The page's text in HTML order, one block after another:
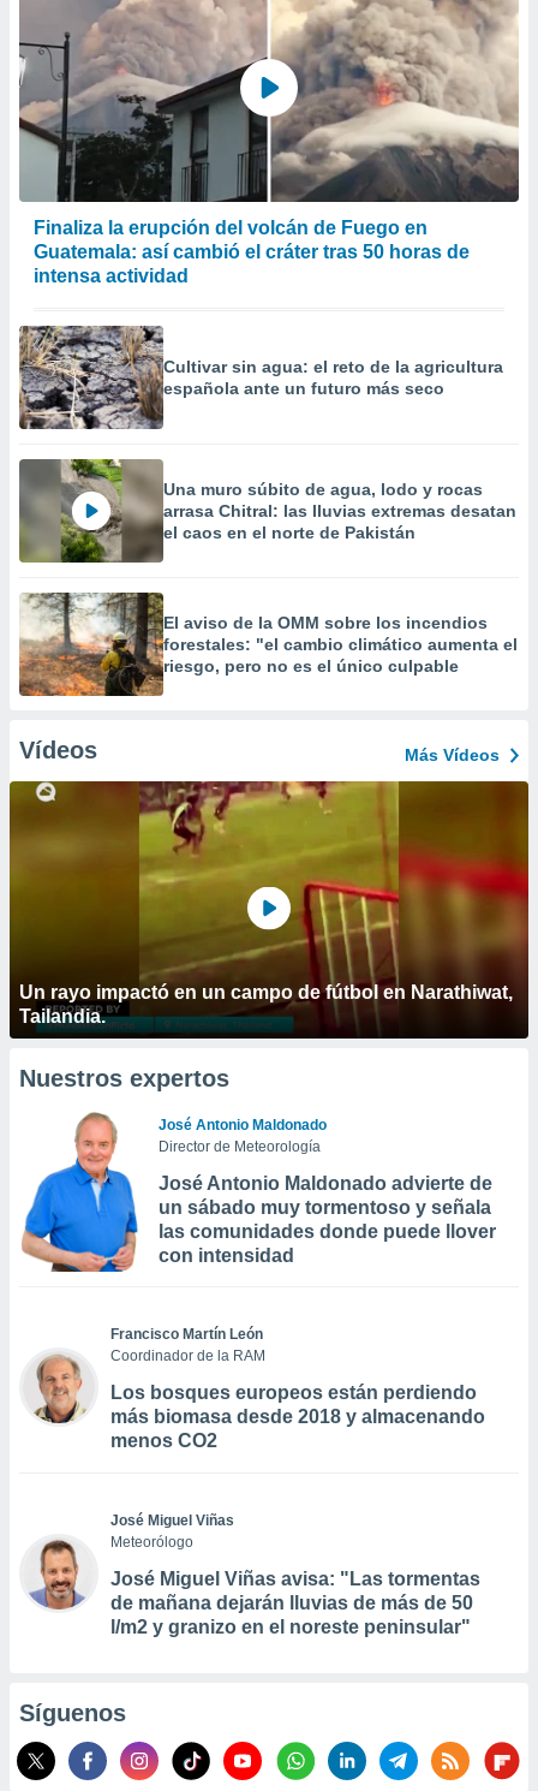
Finaliza la erupción del volcán de Fuego en
Guatemala: así cambió el cráter tras 50 horas de
intensa actividad
Cultivar sin agua: el reto de la agricultura
española ante un futuro más seco
Una muro súbito de agua, lodo y rocas
arrasa Chitral: las lluvias extremas desatan
el caos en el norte de Pakistán
El aviso de la OMM sobre los incendios
forestales: "el cambio climático aumenta el
riesgo, pero no es el único culpable
Vídeos Más Vídeos
Un rayo impactó en un campo de fútbol en Narathiwat,
Tailandia.
Nuestros expertos
José Antonio Maldonado
Director de Meteorología
José Antonio Maldonado advierte de
un sábado muy tormentoso y señala
las comunidades donde puede llover
con intensidad
Francisco Martín León
Coordinador de la RAM
Los bosques europeos están perdiendo
más biomasa desde 2018 y almacenando
menos CO2
José Miguel Viñas
Meteorólogo
José Miguel Viñas avisa: "Las tormentas
de mañana dejarán lluvias de más de 50
l/m2 y granizo en el noreste peninsular"
Síguenos